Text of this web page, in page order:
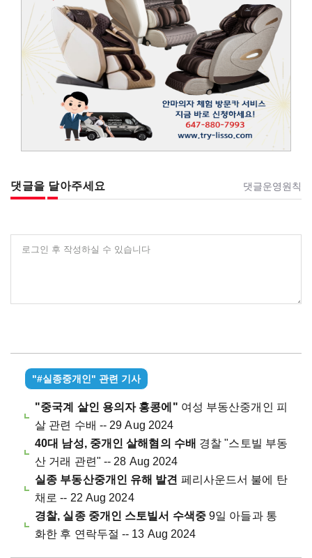
댓글을 달아주세요 댓글운영원칙
로그인 후 작성하실 수 있습니다
"#실종중개인" 관련 기사
"중국계 살인 용의자 홍콩에" 여성 부동산중개인 피
살 관련 수배 -- 29 Aug 2024
40대 남성, 중개인 살해혐의 수배 경찰 "스토빌 부동
산 거래 관련" -- 28 Aug 2024
실종 부동산중개인 유해 발견 페리사운드서 불에 탄
채로 -- 22 Aug 2024
경찰, 실종 중개인 스토빌서 수색중9일 아들과 통
화한 후 연락두절 -- 13 Aug 2024